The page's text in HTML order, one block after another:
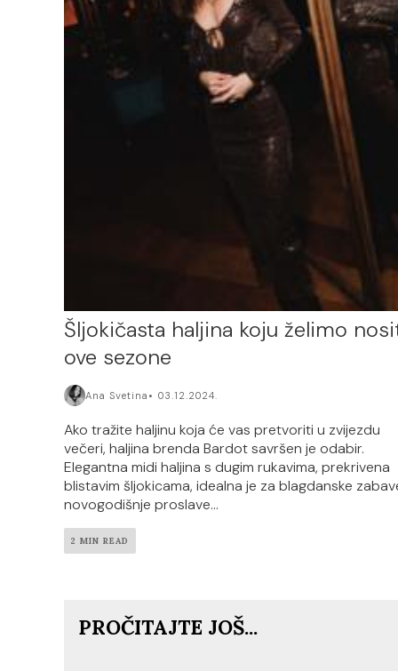
Šljokičasta haljina koju želimo
ove sezone
Ana Svetina 03.12.2024.
Ako tražite haljinu koja će vas pretvoriti u zvijezdu
večeri, haljina brenda Bardot savršen je odabir.
Elegantna midi haljina s dugim rukavima, prekrivena
blistavim šljokicama, idealna je za blagdanske
novogodišnje proslave...
2 MIN READ
PROČITAJTE JOŠ...